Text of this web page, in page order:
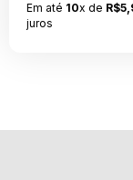
Em até 10x de
juros